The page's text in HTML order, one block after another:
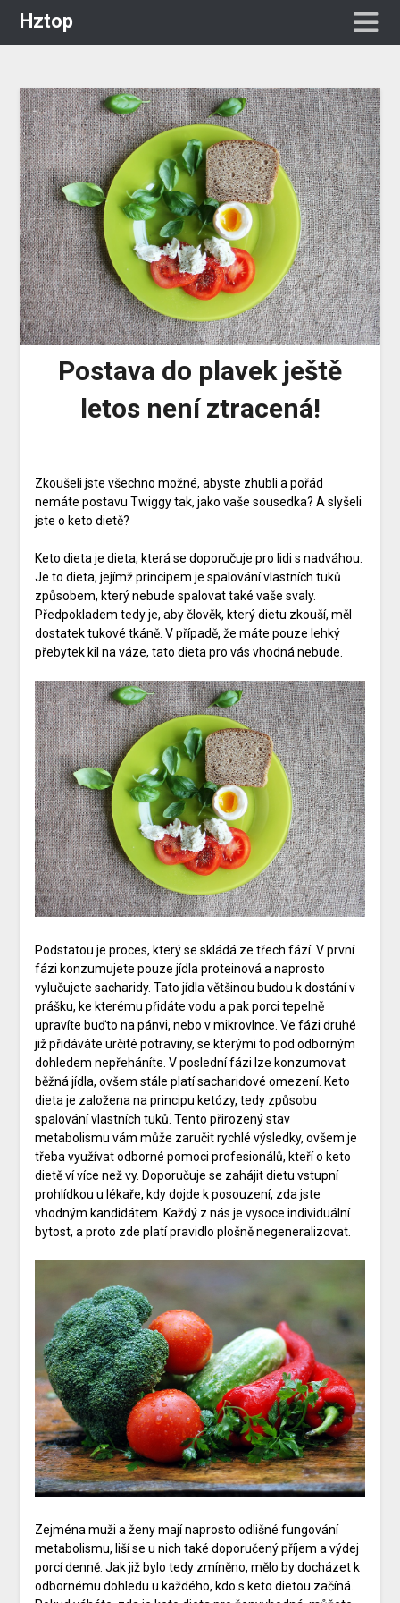
Hztop
Postava do plavek ještě
letos není ztracená!
Zkoušeli jste všechno možné, abyste zhubli a pořád
nemáte postavu Twiggy tak, jako vaše sousedka? A slyšeli
jste o keto dietě?
Keto dieta je dieta, která se doporučuje pro lidi s nadváhou.
Je to dieta, jejímž principem je spalování vlastních tuků
způsobem, který nebude spalovat také vaše svaly.
Předpokladem tedy je, aby člověk, který dietu zkouší, měl
dostatek tukové tkáně. V případě, že máte pouze lehký
přebytek kil na váze, tato dieta pro vás vhodná nebude.
Podstatou je proces, který se skládá ze třech fází. V první
fázi konzumujete pouze jídla proteinová a naprosto
vylučujete sacharidy. Tato jídla většinou budou k dostání v
prášku, ke kterému přidáte vodu a pak porci tepelně
upravíte buďto na pánvi, nebo v mikrovlnce. Ve fázi druhé
již přidáváte určité potraviny, se kterými to pod odborným
dohledem nepřeháníte. V poslední fázi lze konzumovat
běžná jídla, ovšem stále platí sacharidové omezení. Keto
dieta je založena na principu ketózy, tedy způsobu
spalování vlastních tuků. Tento přirozený stav
metabolismu vám může zaručit rychlé výsledky, ovšem je
třeba využívat odborné pomoci profesionálů, kteří o keto
dietě ví více než vy. Doporučuje se zahájit dietu vstupní
prohlídkou u lékaře, kdy dojde k posouzení, zda jste
vhodným kandidátem. Každý z nás je vysoce individuální
bytost, a proto zde platí pravidlo plošně negeneralizovat.
Zejména muži a ženy mají naprosto odlišné fungování
metabolismu, liší se u nich také doporučený příjem a výdej
porcí denně. Jak již bylo tedy zmíněno, mělo by docházet k
odbornému dohledu u každého, kdo s keto dietou začíná.